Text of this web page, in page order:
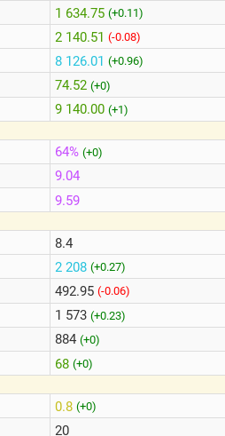
1 634.75 (+0.11)
2 140.51 (-0.08)
8 126.01 (+0.96)
74.52 (+0)
9 140.00 (+1)
64% (+0)
9.04
9.59
8.4
2 208 (+0.27)
492.95 (-0.06)
1 573 (+0.23)
884 (+0)
68 (+0)
0.8 (+0)
20